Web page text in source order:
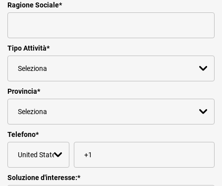
Ragione Sociale*
Tipo Attività*
Provincia*
Telefono*
Soluzione d'interesse:*